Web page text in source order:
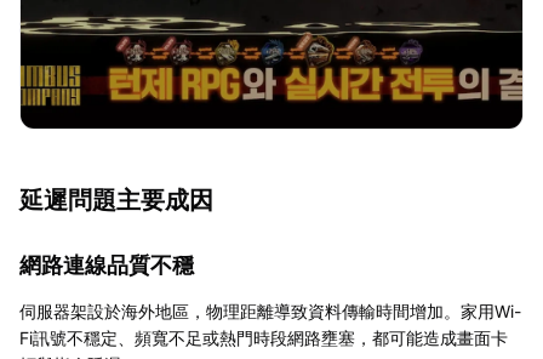
延遲問題主要成因
網路連線品質不穩
伺服器架設於海外地區，物理距離導致資料傳輸時間增加。家用Wi-
Fi訊號不穩定、頻寬不足或熱門時段網路壅塞，都可能造成畫面卡